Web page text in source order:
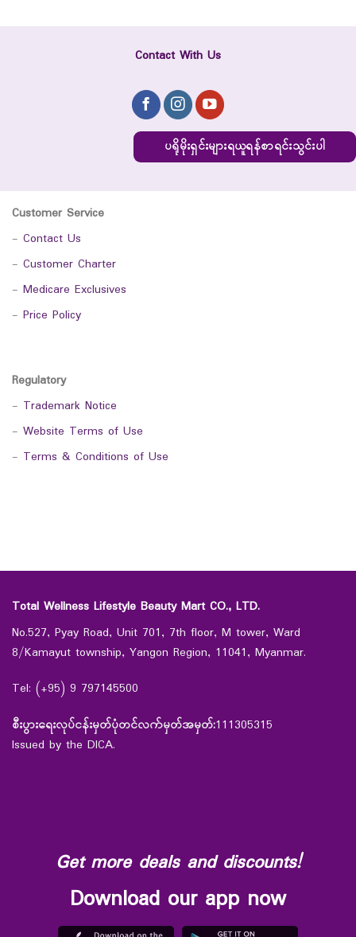
Contact With Us
ပရိုမိုးရှင်းများရယူရန်စာရင်းသွင်းပါ
Customer Service
- Contact Us
- Customer Charter
- Medicare Exclusives
- Price Policy
Regulatory
- Trademark Notice
- Website Terms of Use
- Terms & Conditions of Use
Total Wellness Lifestyle Beauty Mart CO., LTD.
No.527, Pyay Road, Unit 701, 7th floor, M tower, Ward
8/Kamayut township, Yangon Region, 11041, Myanmar.
Tel: (+95) 9 797145500
စီးပွားရေးလုပ်ငန်းမှတ်ပုံတင်လက်မှတ်အမှတ်:111305315
Issued by the DICA.
Get more deals and discounts!
Download our app now